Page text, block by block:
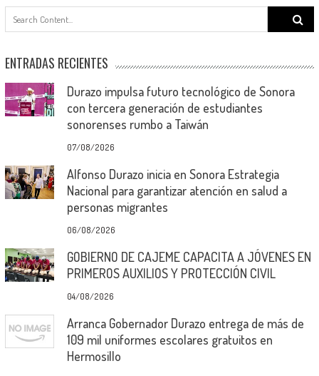
Search
for:
ENTRADAS RECIENTES
Durazo impulsa futuro tecnológico de Sonora
con tercera generación de estudiantes
sonorenses rumbo a Taiwán
07/08/2026
Alfonso Durazo inicia en Sonora Estrategia
Nacional para garantizar atención en salud a
personas migrantes
06/08/2026
GOBIERNO DE CAJEME CAPACITA A JÓVENES EN
PRIMEROS AUXILIOS Y PROTECCIÓN CIVIL
04/08/2026
Arranca Gobernador Durazo entrega de más de
109 mil uniformes escolares gratuitos en
Hermosillo